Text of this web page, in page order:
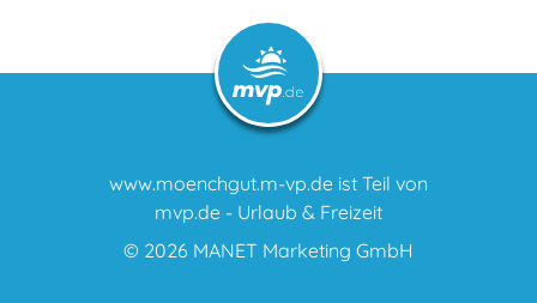
www.moenchgut.m-vp.de ist Teil von
mvp.de - Urlaub & Freizeit
© 2026 MANET Marketing GmbH